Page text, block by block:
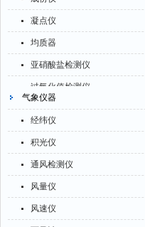
铺板器
粘度计
分布仪
实验装置
系数仪
测试计
解析仪
烤胶机
流量计
测速仪
挥发酚测定仪
氯化物测定仪
浓度计
硝酸根测定仪
吹气仪
磷酸盐测定仪
硫化物检测仪
硝酸盐氮测定仪
臭氧测定仪
水深仪
氰化氢检测仪
氨气检测仪
乙烯分析仪
巡检仪
污染仪
氡测量仪
烟尘监测仪
湿度仪
气压计
残炭测定仪
烃类测定仪
含量测定仪
计算机
喊话器
显示条屏
方位灯
摄像机
密度计
凝点仪
均质器
亚硝酸盐检测仪
过氧化值检测仪
验粉筛
酶标分析仪
养分测试仪
冠层分析仪
二氧化硫检测仪
品质检测仪
气象仪器
经纬仪
积光仪
通风检测仪
风量仪
风速仪